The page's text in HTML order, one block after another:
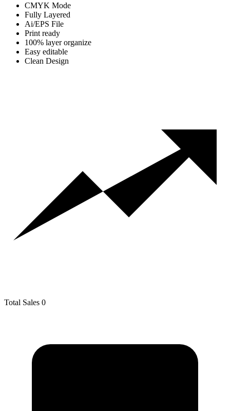
CMYK Mode
Fully Layered
Ai/EPS File
Print ready
100% layer organize
Easy editable
Clean Design
Total Sales 0